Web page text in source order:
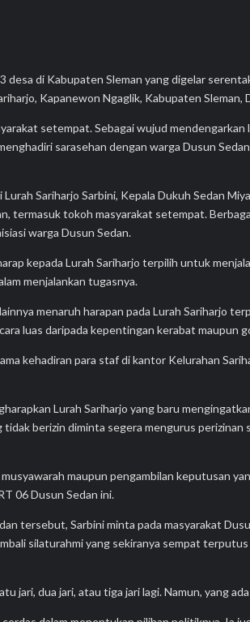
desa di Kabupaten Sleman yang digelar
Kapanewon Ngaglik, Kabupaten Sleman,
setempat. Sebagai wujud mendengarkan
sarasehan dengan warga Dusun
Sariharjo Sarbini, Kepala Dukuh Sedan
termasuk tokoh masyarakat setempat.
warga Dusun Sedan.
kepada Lurah Sariharjo terpilih untuk
menjalankan tugasnya.
menaruh harapan pada Lurah Sariharjo
luas daripada kepentingan kerabat maupun
kehadiran para staf di kantor Kelurahan
Lurah Sariharjo yang baru
berizin diminta segera mengurus perizinan
maupun pengambilan keputusan
06 Dusun Sedan ini.
tersebut, Sarbini minta pada masyarakat
silaturahmi yang sekiranya sempat
jari, dua jari, atau tiga jari lagi. Namun, yang